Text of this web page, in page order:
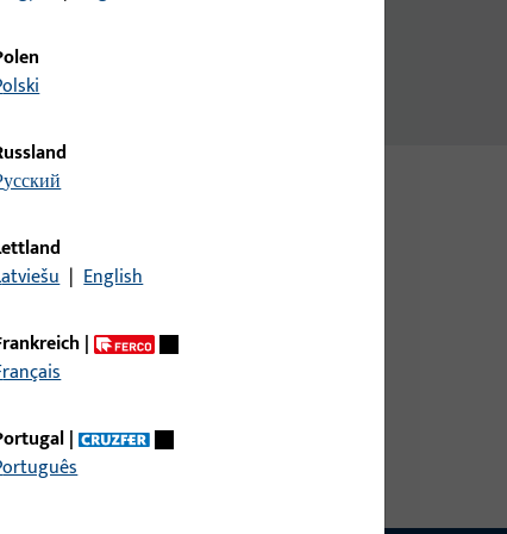
Polen
Polski
Russland
русский
Lettland
Latviešu | English
Frankreich|
Français
Portugal|
Português